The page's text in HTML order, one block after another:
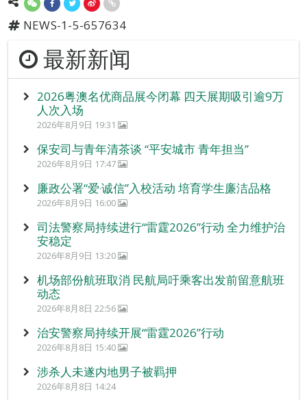
NEWS-1-5-657634
最新新闻
2026粤澳名优商品展今闭幕 四天展期吸引逾9万
人次入场
2026年8月9日 19:31
保安司与青年清茶谈 “平安城市 青年担当”
2026年8月9日 17:47
廉政公署“爱‧诚信”入校活动 培育学生廉洁品格
2026年8月9日 16:00
司法警察局持续进行“雷霆2026”行动 全力维护治
安稳定
2026年8月9日 13:20
机场部份航班取消 民航局吁乘客出发前留意航班
动态
2026年8月8日 22:56
治安警察局持续开展“雷霆2026”行动
2026年8月8日 15:40
涉杀人未遂内地男子被羁押
2026年8月8日 14:24